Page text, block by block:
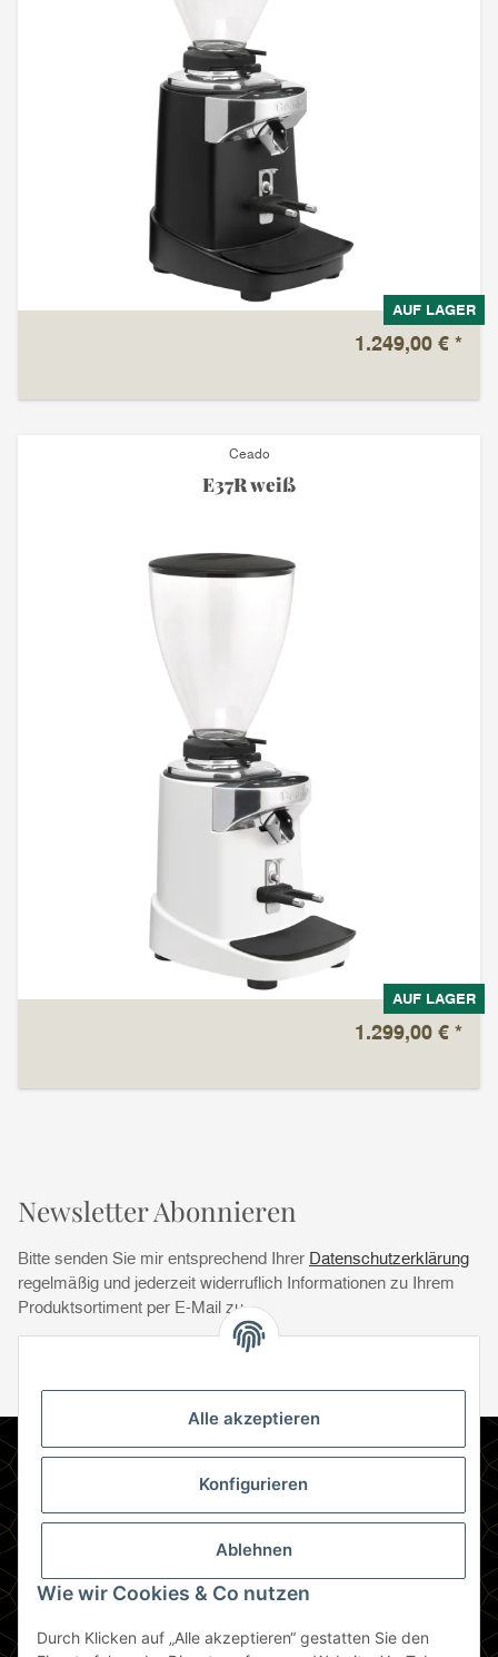
Alle akzeptieren
Konfigurieren
Ablehnen
Wie wir Cookies & Co nutzen
Durch Klicken auf „Alle akzeptieren“ gestatten Sie den
AUF LAGER
1.249,00 € *
Ceado
E37R weiß
AUF LAGER
1.299,00 € *
Newsletter Abonnieren
Bitte senden Sie mir entsprechend Ihrer Datenschutzerklärung
regelmäßig und jederzeit widerruflich Informationen zu Ihrem
Produktsortiment per E-Mail zu.
Newsletter Abonnieren
Informationen
Gesetzliche Informationen
Zahlungsmethoden
Berlin